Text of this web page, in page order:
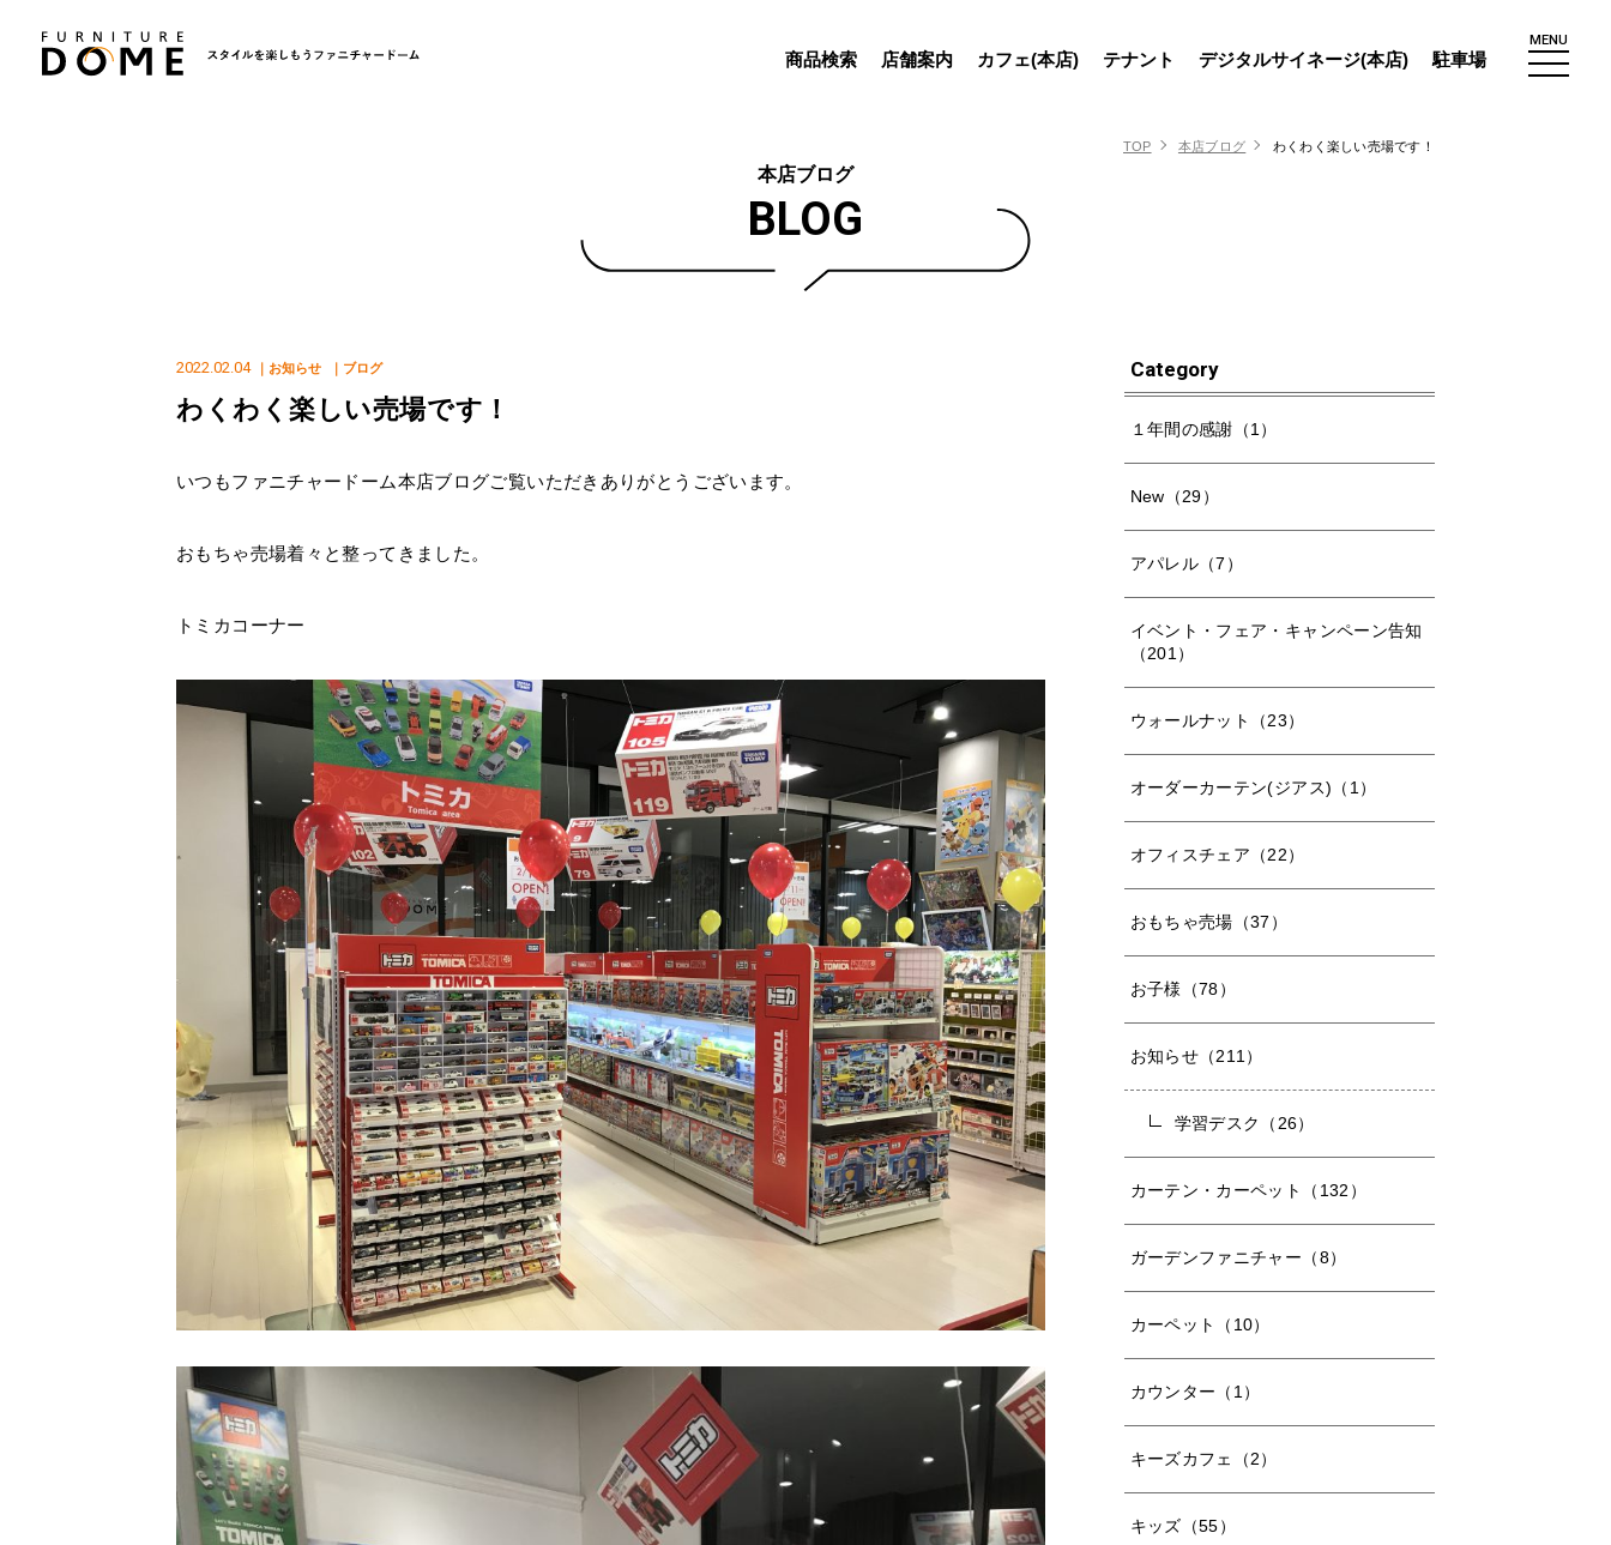
商品検索 店舗案内 カフェ(本店) テナント デジタルサイネージ(本店) 駐車場
MENU
TOP 本店ブログ わくわく楽しい売場です！
本店ブログ
BLOG
2022.02.04 ｜お知らせ ｜ブログ
わくわく楽しい売場です！
いつもファニチャードーム本店ブログご覧いただきありがとうございます。
おもちゃ売場着々と整ってきました。
トミカコーナー
Category
１年間の感謝（1）
New（29）
アパレル（7）
イベント・フェア・キャンペーン告知
（201）
ウォールナット（23）
オーダーカーテン(ジアス)（1）
オフィスチェア（22）
おもちゃ売場（37）
お子様（78）
お知らせ（211）
学習デスク（26）
カーテン・カーペット（132）
ガーデンファニチャー（8）
カーペット（10）
カウンター（1）
キーズカフェ（2）
キッズ（55）